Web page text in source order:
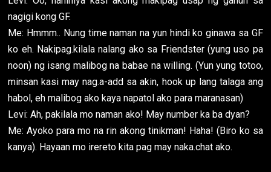
nagigi kong GF.
Me: Hmmm.. Nung time naman na yun hindi ko ginawa sa GF
ko eh. Nakipag.kilala nalang ako sa Friendster (yung uso pa
noon) ng isang malibog na babae na willing. (Yun yung totoo,
minsan kasi may nag.a-add sa akin, hook up lang talaga ang
habol, eh malibog ako kaya napatol ako para maranasan)
Levi: Ah, pakilala mo naman ako! May number ka ba dyan?
Me: Ayoko para mo na rin akong tinikman! Haha! (Biro ko sa
kanya). Hayaan mo irereto kita pag may naka.chat ako.